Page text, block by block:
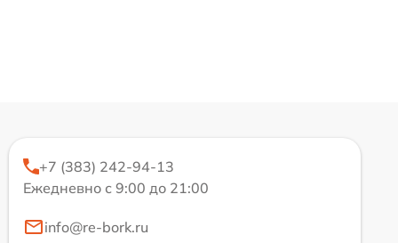
+7 (383) 242-94-13
Ежедневно с 9:00 до 21:00
info@re-bork.ru